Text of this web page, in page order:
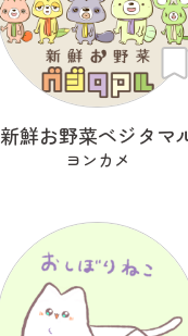
新鮮お野菜ベジタマ
ヨンカメ